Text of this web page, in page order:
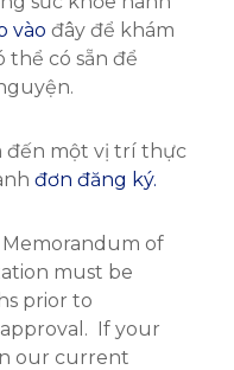
vào đây để khám
thể có sẵn để
đến một vị trí thực
đơn đăng ký.
of
must be
prior to
If your
our current